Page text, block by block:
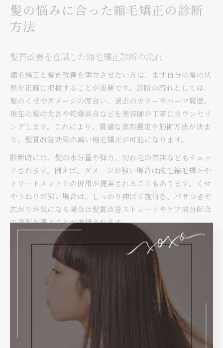
髪の悩みに合った縮毛矯正の診断
方法
髪質改善を意識した縮毛矯正診断の流れ
縮毛矯正と髪質改善を両立させたい方は、まず自分の髪の状
態を正確に把握することが重要です。診断の流れとしては、
髪のくせやダメージの度合い、過去のカラーやパーマ履歴、
現在の髪の太さや乾燥具合などを美容師が丁寧にカウンセリ
ングします。これにより、最適な薬剤選定や施術方法が決ま
り、髪質改善効果の高い縮毛矯正が可能になります。
診断時には、髪の水分量や弾力、切れ毛の有無などもチェッ
クされます。例えば、ダメージが強い場合は酸性縮毛矯正や
トリートメントとの併用が提案されることもあります。くせ
やうねりが強い場合は、しっかり伸ばす施術を、パサつきや
広がりが気になる場合は髪質改善ストレートやケア成分配合
の薬剤を選ぶことが推奨されます。
診断を受ける際の注意点として、セルフ診断や自己申告のみ
で施術を決めてしまうと失敗のリスクが高まります。プロに
よる毛髪診断を受け、髪質や希望に合わせたオーダーを心が
けることで、満足度の高い仕上がりとダメージ軽減の両立が
縮毛矯正と髪質改善の診断ポイントと選び方
縮毛矯正と髪質改善の違いを理解し、自分に合った施術を選